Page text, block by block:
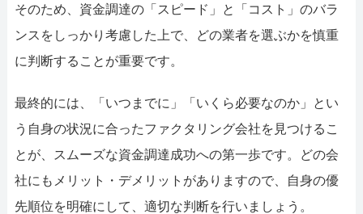
そのため、資金調達の「スピード」と「コスト」のバラ
ンスをしっかり考慮した上で、どの業者を選ぶかを慎重
に判断することが重要です。
最終的には、「いつまでに」「いくら必要なのか」とい
う自身の状況に合ったファクタリング会社を見つけるこ
とが、スムーズな資金調達成功への第一歩です。どの会
社にもメリット・デメリットがありますので、自身の優
先順位を明確にして、適切な判断を行いましょう。